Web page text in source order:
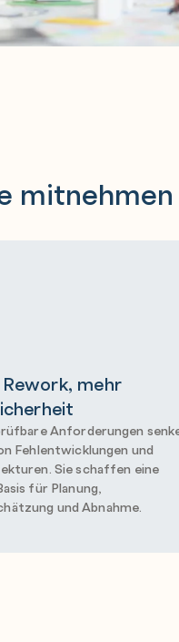
mitnehmen
mehr
Anforderungen
Fehlentwicklungen und
Sie schaffen eine
für Planung,
und Abnahme.